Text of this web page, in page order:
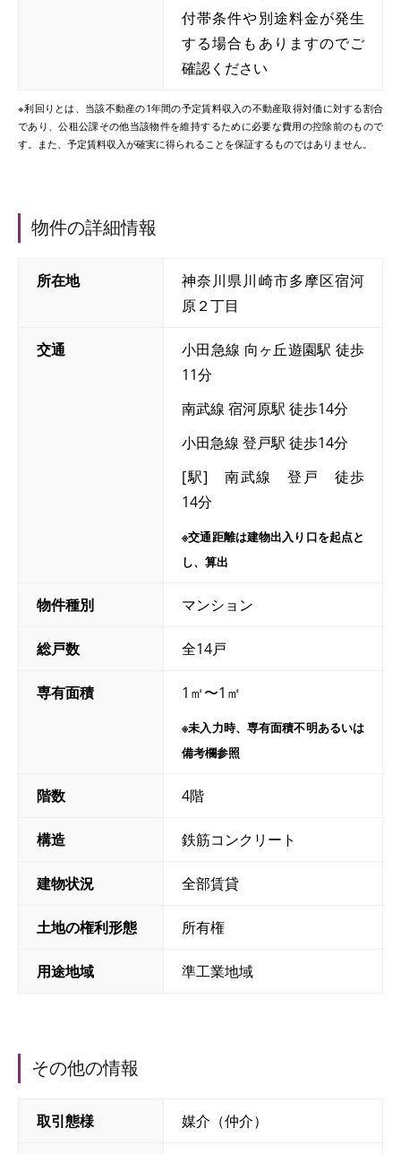
付帯条件や別途料金が発生
する場合もありますのでご
確認ください
※利回りとは、当該不動産の1年間の予定賃料収入の不動産取得対価に対する割合
であり、公租公課その他当該物件を維持するために必要な費用の控除前のもので
す。また、予定賃料収入が確実に得られることを保証するものではありません。
物件の詳細情報
所在地
神奈川県川崎市多摩区宿河
原２丁目
交通
小田急線 向ヶ丘遊園駅 徒歩
11分
南武線 宿河原駅 徒歩14分
小田急線 登戸駅 徒歩14分
[駅] 南武線 登戸 徒歩
14分
※交通距離は建物出入り口を起点と
し、算出
物件種別 マンション
総戸数 全14戸
専有面積 1㎡〜1㎡
※未入力時、専有面積不明あるいは
備考欄参照
階数 4階
構造 鉄筋コンクリート
建物状況 全部賃貸
土地の権利形態 所有権
用途地域 準工業地域
その他の情報
取引態様 媒介（仲介）